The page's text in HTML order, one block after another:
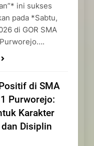
ini sukses
pada *Sabtu,
di GOR SMA
di SMA
Purworejo:
Karakter
Disiplin